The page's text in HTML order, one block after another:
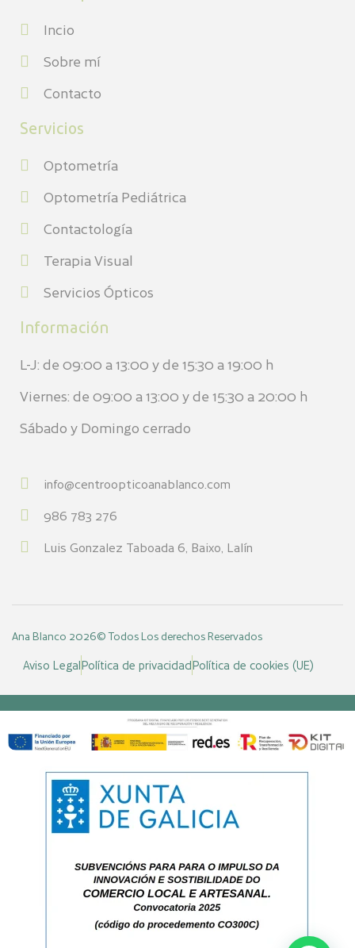
Incio
Sobre mí
Contacto
Servicios
Optometría
Optometría Pediátrica
Contactología
Terapia Visual
Servicios Ópticos
Información
L-J: de 09:00 a 13:00 y de 15:30 a 19:00 h
Viernes: de 09:00 a 13:00 y de 15:30 a 20:00 h
Sábado y Domingo cerrado
info@centroopticoanablanco.com
986 783 276
Luis Gonzalez Taboada 6, Baixo, Lalín
Ana Blanco 2026© Todos Los derechos Reservados
Aviso LegalPolítica de privacidadPolítica de cookies (UE)